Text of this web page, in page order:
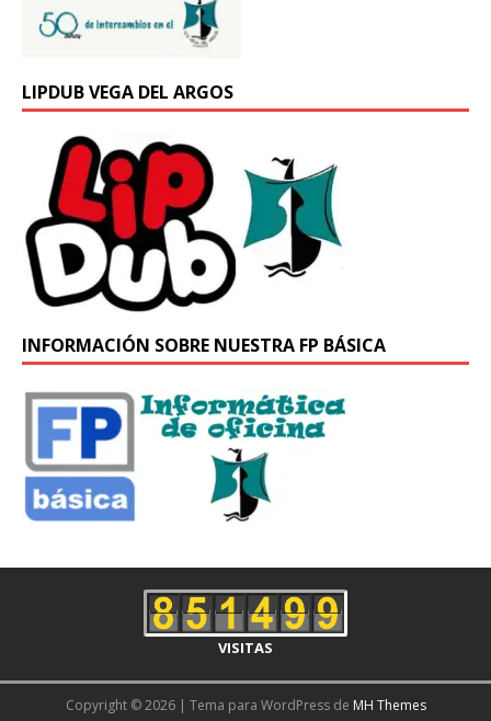
LIPDUB VEGA DEL ARGOS
INFORMACIÓN SOBRE NUESTRA FP BÁSICA
VISITAS
Copyright © 2026 | Tema para WordPress de MH Themes